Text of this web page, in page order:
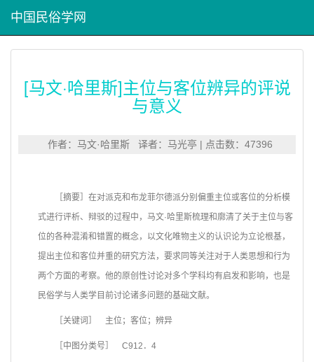
中国民俗学网
[马文·哈里斯]主位与客位辨异的评说
与意义
作者：马文·哈里斯 译者：马光亭 | 点击数：47396
［摘要］在对派克和布龙菲尔德派分别偏重主位或客位的分析模
式进行评析、辩驳的过程中，马文·哈里斯梳理和廓清了关于主位与客
位的各种混淆和错置的概念，以文化唯物主义的认识论为立论根基，
提出主位和客位并重的研究方法，要求同等关注对于人类思想和行为
两个方面的考察。他的原创性讨论对多个学科均有启发和影响，也是
民俗学与人类学目前讨论诸多问题的基础文献。
［关键词］ 主位；客位；辨异
［中图分类号］ C912．4